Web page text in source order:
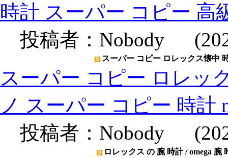
時計 スーパー コピー 高
投稿者： Nobody
スーパー コピー ロレックス懐中
スーパー コピー ロレッ
ノ スーパー コピー 時計
投稿者： Nobody
ロレックス の 腕 時計 / omega 腕